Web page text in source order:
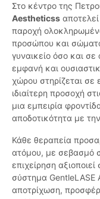
Στο κέντρο της
Aestheticss
παροχή
προσώπου και
γυναικείο όσο και
εμφανή και
χώρου στηρίζεται σε
ιδιαίτερη προσοχή
μια εμπειρία
αποδοτικότητα με
Κάθε θεραπεία
ατόμου, με σεβασμό
επιχείρηση
σύστημα GentleLASE
αποτρίχωση,